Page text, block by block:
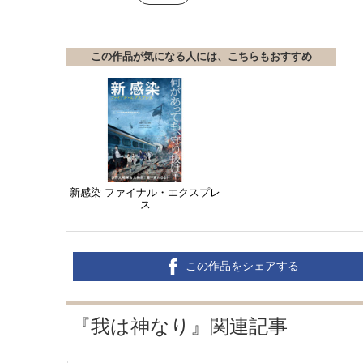
この作品が気になる人には、こちらもおすすめ
新感染 ファイナル・エクスプレ
ス
この作品をシェアする
『我は神なり』関連記事